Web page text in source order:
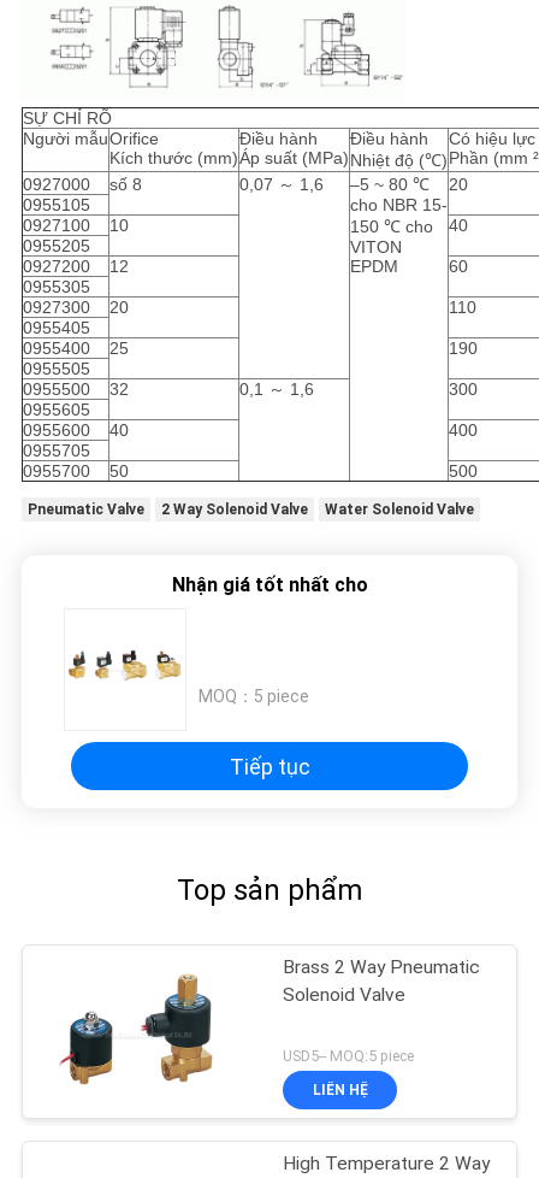
SỰ CHỈ RÕ
Người mẫuOrifice
Kích thước (mm)
Điều hành
Áp suất (MPa)
Điều hành
Nhiệt độ (℃)
Có hiệu lực
Phần (mm
0927000
số 8 0,07 ～ 1,6
–5 ~ 80 ℃
cho NBR 15-
150 ℃ cho
VITON
EPDM
20
0955105
0927100
10
40
0955205
0927200
12
60
0955305
0927300
20
110
0955405
0955400
25
190
0955505
0955500
32 0,1 ～ 1,6
300
0955605
0955600
40
400
0955705
0955700
50 500
Pneumatic Valve 2 Way Solenoid Valve Water Solenoid Valve
Nhận giá tốt nhất cho
MOQ： 5 piece
Tiếp tục
Top sản phẩm
Brass 2 Way Pneumatic
Solenoid Valve
USD5-- MOQ:5 piece
LIÊN HỆ
High Temperature 2 Way